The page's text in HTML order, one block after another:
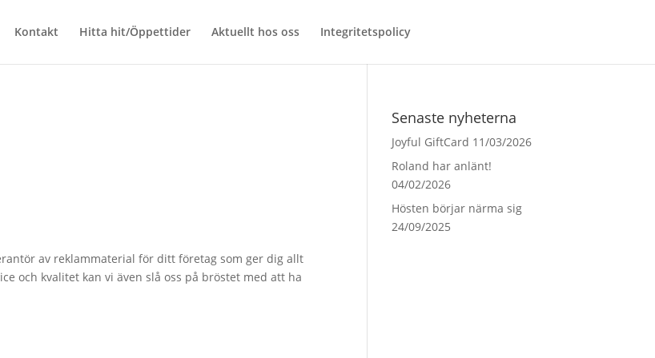
Kontakt Hitta hit/Öppettider Aktuellt hos oss Integritetspolicy
av reklammaterial för ditt företag som ger dig allt
och kvalitet kan vi även slå oss på bröstet med att ha
Senaste nyheterna
Joyful GiftCard 11/03/2026
Roland har anlänt!
04/02/2026
Hösten börjar närma sig
24/09/2025